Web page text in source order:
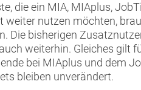
die ein MIA, MIAplus,
weiter nutzen möchten,
Die bisherigen
weiterhin. Gleiches gilt
bei MIAplus und dem
bleiben unverändert.